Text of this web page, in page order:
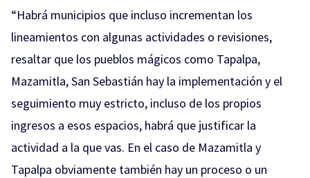
“Habrá municipios que incluso incrementan los
lineamientos con algunas actividades o revisiones,
resaltar que los pueblos mágicos como Tapalpa,
Mazamitla, San Sebastián hay la implementación y el
seguimiento muy estricto, incluso de los propios
ingresos a esos espacios, habrá que justificar la
actividad a la que vas. En el caso de Mazamitla y
Tapalpa obviamente también hay un proceso o un